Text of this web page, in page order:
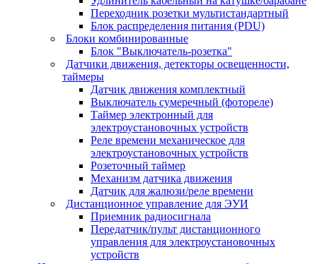
Переходник розетки мультистандартный
Блок распределения питания (PDU)
Блоки комбинированные
Блок "Выключатель-розетка"
Датчики движения, детекторы освещенности,
таймеры
Датчик движения комплектный
Выключатель сумеречный (фотореле)
Таймер электронный для
электроустановочных устройств
Реле времени механическое для
электроустановочных устройств
Розеточный таймер
Механизм датчика движения
Датчик для жалюзи/реле времени
Дистанционное управление для ЭУИ
Приемник радиосигнала
Передатчик/пульт дистанционного
управления для электроустановочных
устройств